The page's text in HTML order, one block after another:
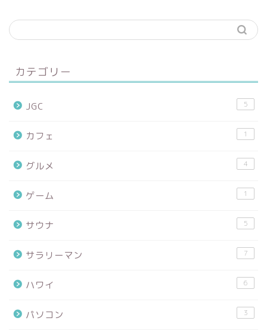
カテゴリー
JGC 5
カフェ 1
グルメ 4
ゲーム 1
サウナ 5
サラリーマン 7
ハワイ 6
パソコン 3